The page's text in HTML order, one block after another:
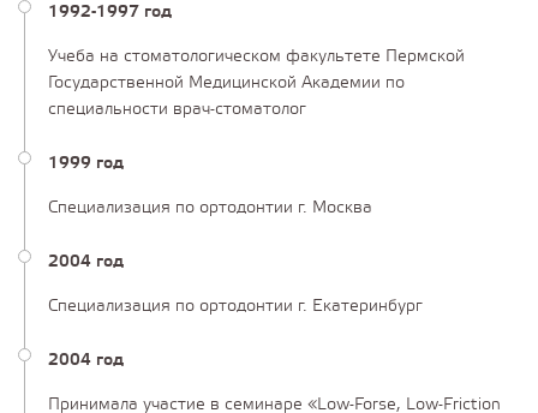
1992-1997 год
Учеба на стоматологическом факультете Пермской
Государственной Медицинской Академии по
специальности врач-стоматолог
1999 год
Специализация по ортодонтии г. Москва
2004 год
Специализация по ортодонтии г. Екатеринбург
2004 год
Принимала участие в семинаре «Low-Forse, Low-Friction